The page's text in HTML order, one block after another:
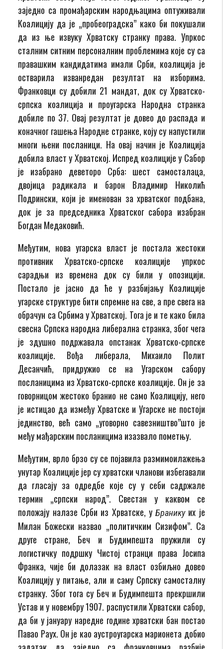
заједно са промађарским народњацима оптуживали
Коалицију да је „пробеоградска” како би покушали
да из ње извуку Хрватску странку права. Упркос
сталним ситним персоналним проблемима које су са
правашким кандидатима имали Срби, коалиција је
остварила изванредан резултат на изборима.
Франковци су добили 21 мандат, док су Хрватско-
српска коалиција и проугарска Народна странка
добиле по 37. Овај резултат је довео до распада и
коначног гашења Народне странке, коју су напустили
многи њени посланици. На овај начин је Коалиција
добила власт у Хрватској. Испред коалиције у Сабор
је изабрано деветоро Срба: шест самосталаца,
двојица радикала и барон Владимир Николић
Подрински, који је именован за хрватског подбана,
док је за председника Хрватског сабора изабран
Богдан Медаковић.
Међутим, нова угарска власт је постала жестоки
противник Хрватско-српске коалиције упркос
сарадњи из времена док су били у опозицији.
Постало је јасно да ће у разбијању Коалиције
угарске структуре бити спремне на све, а пре свега на
обрачун са Србима у Хрватској. Тога је и те како била
свесна Српска народна либерална странка, због чега
је здушно подржавала опстанак Хрватско-српске
коалиције. Вођа либерала, Михаило Полит
Десанчић, придружио се на Угарском сабору
посланицима из Хрватско-српске коалиције. Он је за
говорницом жестоко бранио не само Коалицију, него
је истицао да између Хрватске и Угарске не постоји
јединство, већ само „уговорно савезништво”што је
међу мађарским посланицима изазвало пометњу.
Међутим, врло брзо су се појавила размимоилажења
унутар Коалиције јер су хрватски чланови избегавали
да гласају за одредбе које су у себи садржале
термин „српски народ”. Свестан у каквом се
положају налазе Срби из Хрватске, уБраникуих је
Милан Божески назвао „политичким Сизифом”. Са
друге стране, Беч и Будимпешта пружили су
логистичку подршку Чистој странци права Јосипа
Франка, чије би долазак на власт озбиљно довео
Коалицију у питање, али и саму Српску самосталну
странку. Због тога су Беч и Будимпешта прекршили
Устав и у новембру 1907. распустили Хрватски сабор,
да би у јануару наредне године хрватски бан постао
Павао Раух. Он је као аустроугарска марионета добио